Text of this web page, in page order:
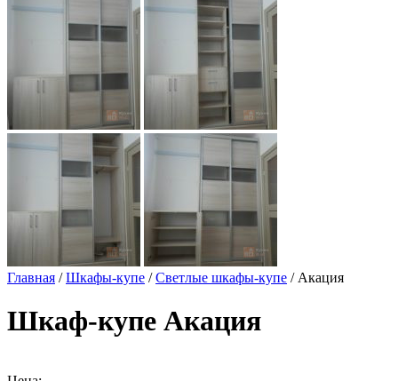
Главная /Шкафы-купе /Светлые шкафы-купе / Акация
Шкаф-купе Акация